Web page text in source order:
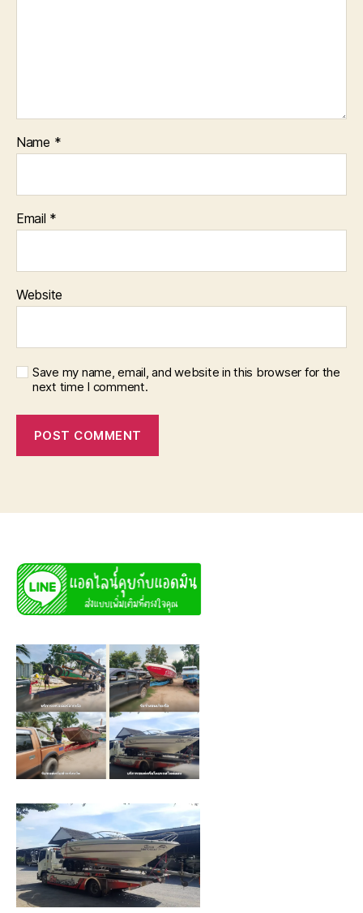
Name *
Email *
Website
Save my name, email, and website in this browser for the
next time I comment.